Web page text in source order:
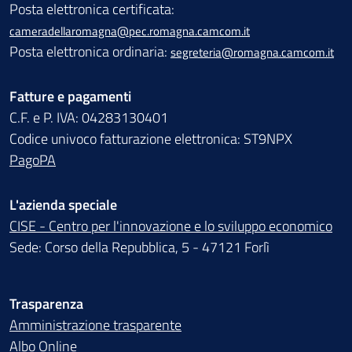
Posta elettronica certificata:
cameradellaromagna@pec.romagna.camcom.it
Posta elettronica ordinaria: segreteria@romagna.camcom.it
Fatture e pagamenti
C.F. e P. IVA: 04283130401
Codice univoco fatturazione elettronica: ST9NPX
PagoPA
L'azienda speciale
CISE - Centro per l'innovazione e lo sviluppo economico
Sede: Corso della Repubblica, 5 - 47121 Forlì
Trasparenza
Amministrazione trasparente
Albo Online